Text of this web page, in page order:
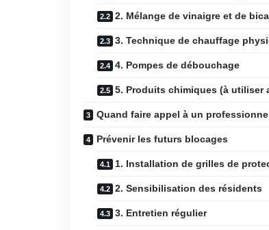
2. Mélange de vinaigre et de
3. Technique de chauffage
4. Pompes de débouchage
5. Produits chimiques (à utiliser
Quand faire appel à un
Prévenir les futurs blocages
1. Installation de grilles de
2. Sensibilisation des résidents
3. Entretien régulier